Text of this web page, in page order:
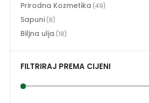
Prirodna Kozmetika (49)
Sapuni (8)
Biljna ulja (18)
FILTRIRAJ PREMA CIJENI